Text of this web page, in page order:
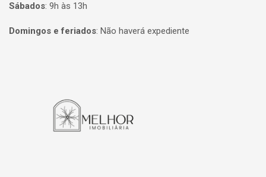
Sábados: 9h às 13h
Domingos e feriados: Não haverá expediente